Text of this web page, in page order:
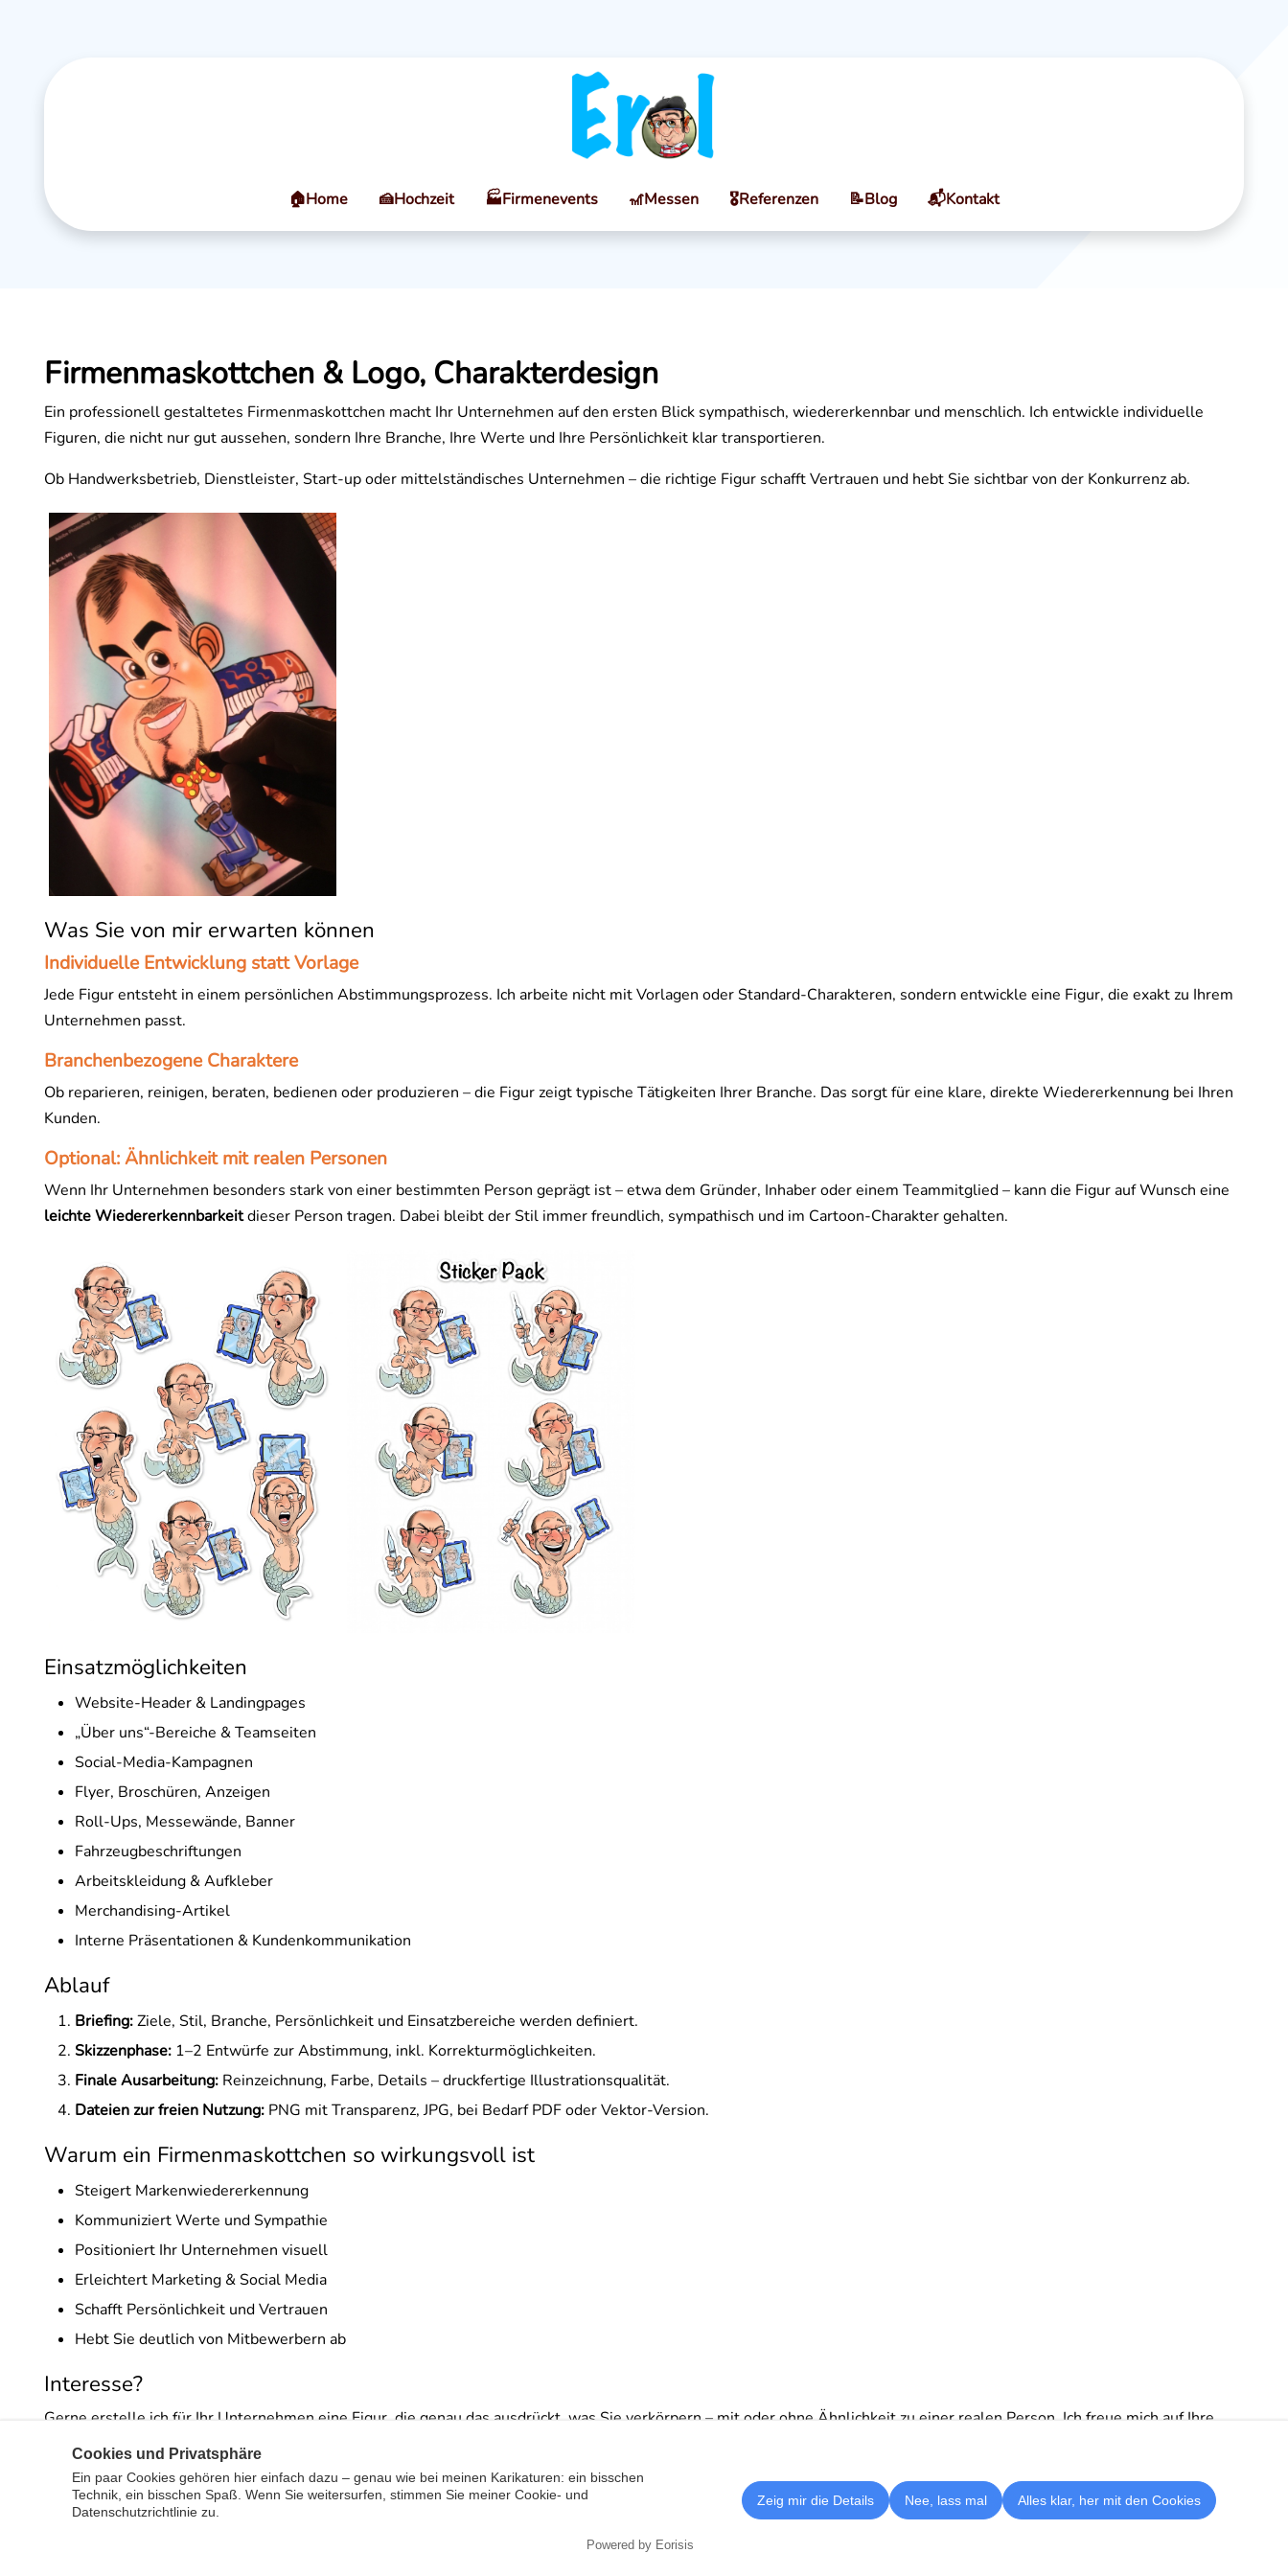
🏠Home 🍰Hochzeit 🏭Firmenevents 🎢Messen 🎖️Referenzen 📝Blog 📬Kontakt
Firmenmaskottchen & Logo, Charakterdesign
Ein professionell gestaltetes Firmenmaskottchen macht Ihr Unternehmen auf den ersten Blick sympathisch, wiedererkennbar und menschlich. Ich entwickle individuelle
Figuren, die nicht nur gut aussehen, sondern Ihre Branche, Ihre Werte und Ihre Persönlichkeit klar transportieren.
Ob Handwerksbetrieb, Dienstleister, Start-up oder mittelständisches Unternehmen – die richtige Figur schafft Vertrauen und hebt Sie sichtbar von der Konkurrenz ab.
Was Sie von mir erwarten können
Individuelle Entwicklung statt Vorlage
Jede Figur entsteht in einem persönlichen Abstimmungsprozess. Ich arbeite nicht mit Vorlagen oder Standard-Charakteren, sondern entwickle eine Figur, die exakt zu Ihrem
Unternehmen passt.
Branchenbezogene Charaktere
Ob reparieren, reinigen, beraten, bedienen oder produzieren – die Figur zeigt typische Tätigkeiten Ihrer Branche. Das sorgt für eine klare, direkte Wiedererkennung bei Ihren
Kunden.
Optional: Ähnlichkeit mit realen Personen
Wenn Ihr Unternehmen besonders stark von einer bestimmten Person geprägt ist – etwa dem Gründer, Inhaber oder einem Teammitglied – kann die Figur auf Wunsch eine
leichte Wiedererkennbarkeitdieser Person tragen. Dabei bleibt der Stil immer freundlich, sympathisch und im Cartoon-Charakter gehalten.
Einsatzmöglichkeiten
Website-Header & Landingpages
„Über uns“-Bereiche & Teamseiten
Social-Media-Kampagnen
Flyer, Broschüren, Anzeigen
Roll-Ups, Messewände, Banner
Fahrzeugbeschriftungen
Arbeitskleidung & Aufkleber
Merchandising-Artikel
Interne Präsentationen & Kundenkommunikation
Ablauf
Briefing:Ziele, Stil, Branche, Persönlichkeit und Einsatzbereiche werden definiert.
Skizzenphase: 1–2 Entwürfe zur Abstimmung, inkl. Korrekturmöglichkeiten.
Finale Ausarbeitung: Reinzeichnung, Farbe, Details – druckfertige Illustrationsqualität.
Dateien zur freien Nutzung: PNG mit Transparenz, JPG, bei Bedarf PDF oder Vektor-Version.
Warum ein Firmenmaskottchen so wirkungsvoll ist
Steigert Markenwiedererkennung
Kommuniziert Werte und Sympathie
Positioniert Ihr Unternehmen visuell
Erleichtert Marketing & Social Media
Schafft Persönlichkeit und Vertrauen
Hebt Sie deutlich von Mitbewerbern ab
Interesse?
Gerne erstelle ich für Ihr Unternehmen eine Figur, die genau das ausdrückt, was Sie verkörpern – mit oder ohne Ähnlichkeit zu einer realen Person. Ich freue mich auf Ihre
Anfrage.
© Karikaturist und Schnellzeichner Erol aus Karlsruhe - Livezeichnungen für Events
Cookies und Privatsphäre
Ein paar Cookies gehören hier einfach dazu – genau wie bei meinen Karikaturen: ein bisschen
Technik, ein bisschen Spaß. Wenn Sie weitersurfen, stimmen Sie meiner Cookie- und
Datenschutzrichtlinie zu.
Powered by Eorisis
Zeig mir die Details Nee, lass mal Alles klar, her mit den Cookies